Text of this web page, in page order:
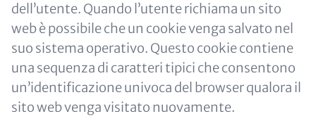
dell’utente. Quando l’utente richiama un sito
web è possibile che un cookie venga salvato nel
suo sistema operativo. Questo cookie contiene
una sequenza di caratteri tipici che consentono
un’identificazione univoca del browser qualora il
sito web venga visitato nuovamente.